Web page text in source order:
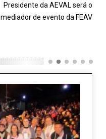
Presidente da AEVAL será o
mediador de evento da FEAV